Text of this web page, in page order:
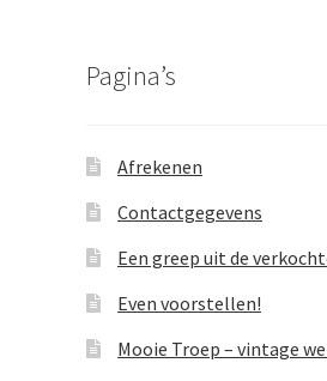
Pagina’s
Afrekenen
Contactgegevens
Een greep uit de
Even voorstellen!
Mooie Troep – vintage